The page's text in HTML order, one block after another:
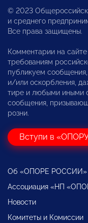
© 2023
и среднего
Все права защищены.
Комментарии на
требованиям
публикуем
и/или оскорбления,
тире и любыми иными
сообщения,
розни.
Вступи в
Об «ОПОРЕ РОССИИ»
Ассоциация «НП
Новости
Комитеты и Комиссии